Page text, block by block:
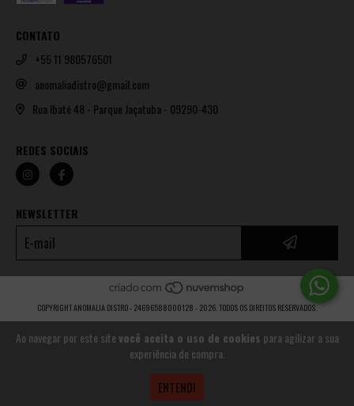
Ao navegar por este sitevocê aceita o uso de cookies para agilizar a sua
experiência de compra.
ENTENDI
CONTATO
+55 11 980576501
anomaliadistro@gmail.com
Rua Ibaté 48 - Parque Jaçatuba - 09290-430
REDES SOCIAIS
NEWSLETTER
COPYRIGHT ANOMALIA DISTRO - 24696588000128 - 2026. TODOS OS DIREITOS RESERVADOS.